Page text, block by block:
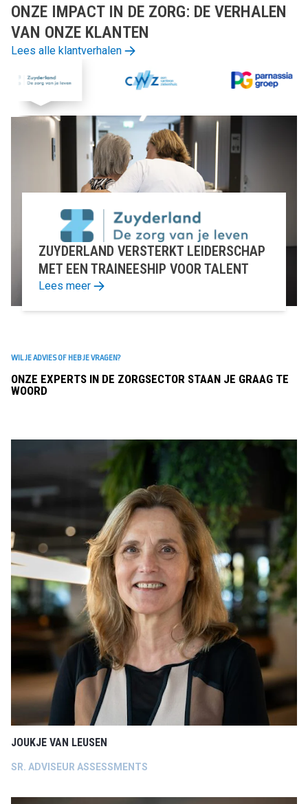
ONZE IMPACT IN DE ZORG: DE VERHALEN
VAN ONZE KLANTEN
Lees alle klantverhalen
ZUYDERLAND VERSTERKT LEIDERSCHAP
MET EEN TRAINEESHIP VOOR TALENT
Lees meer
WIL JE ADVIES OF HEB JE VRAGEN?
ONZE EXPERTS IN DE ZORGSECTOR STAAN JE GRAAG TE
WOORD
JOUKJE VAN LEUSEN
SR. ADVISEUR ASSESSMENTS